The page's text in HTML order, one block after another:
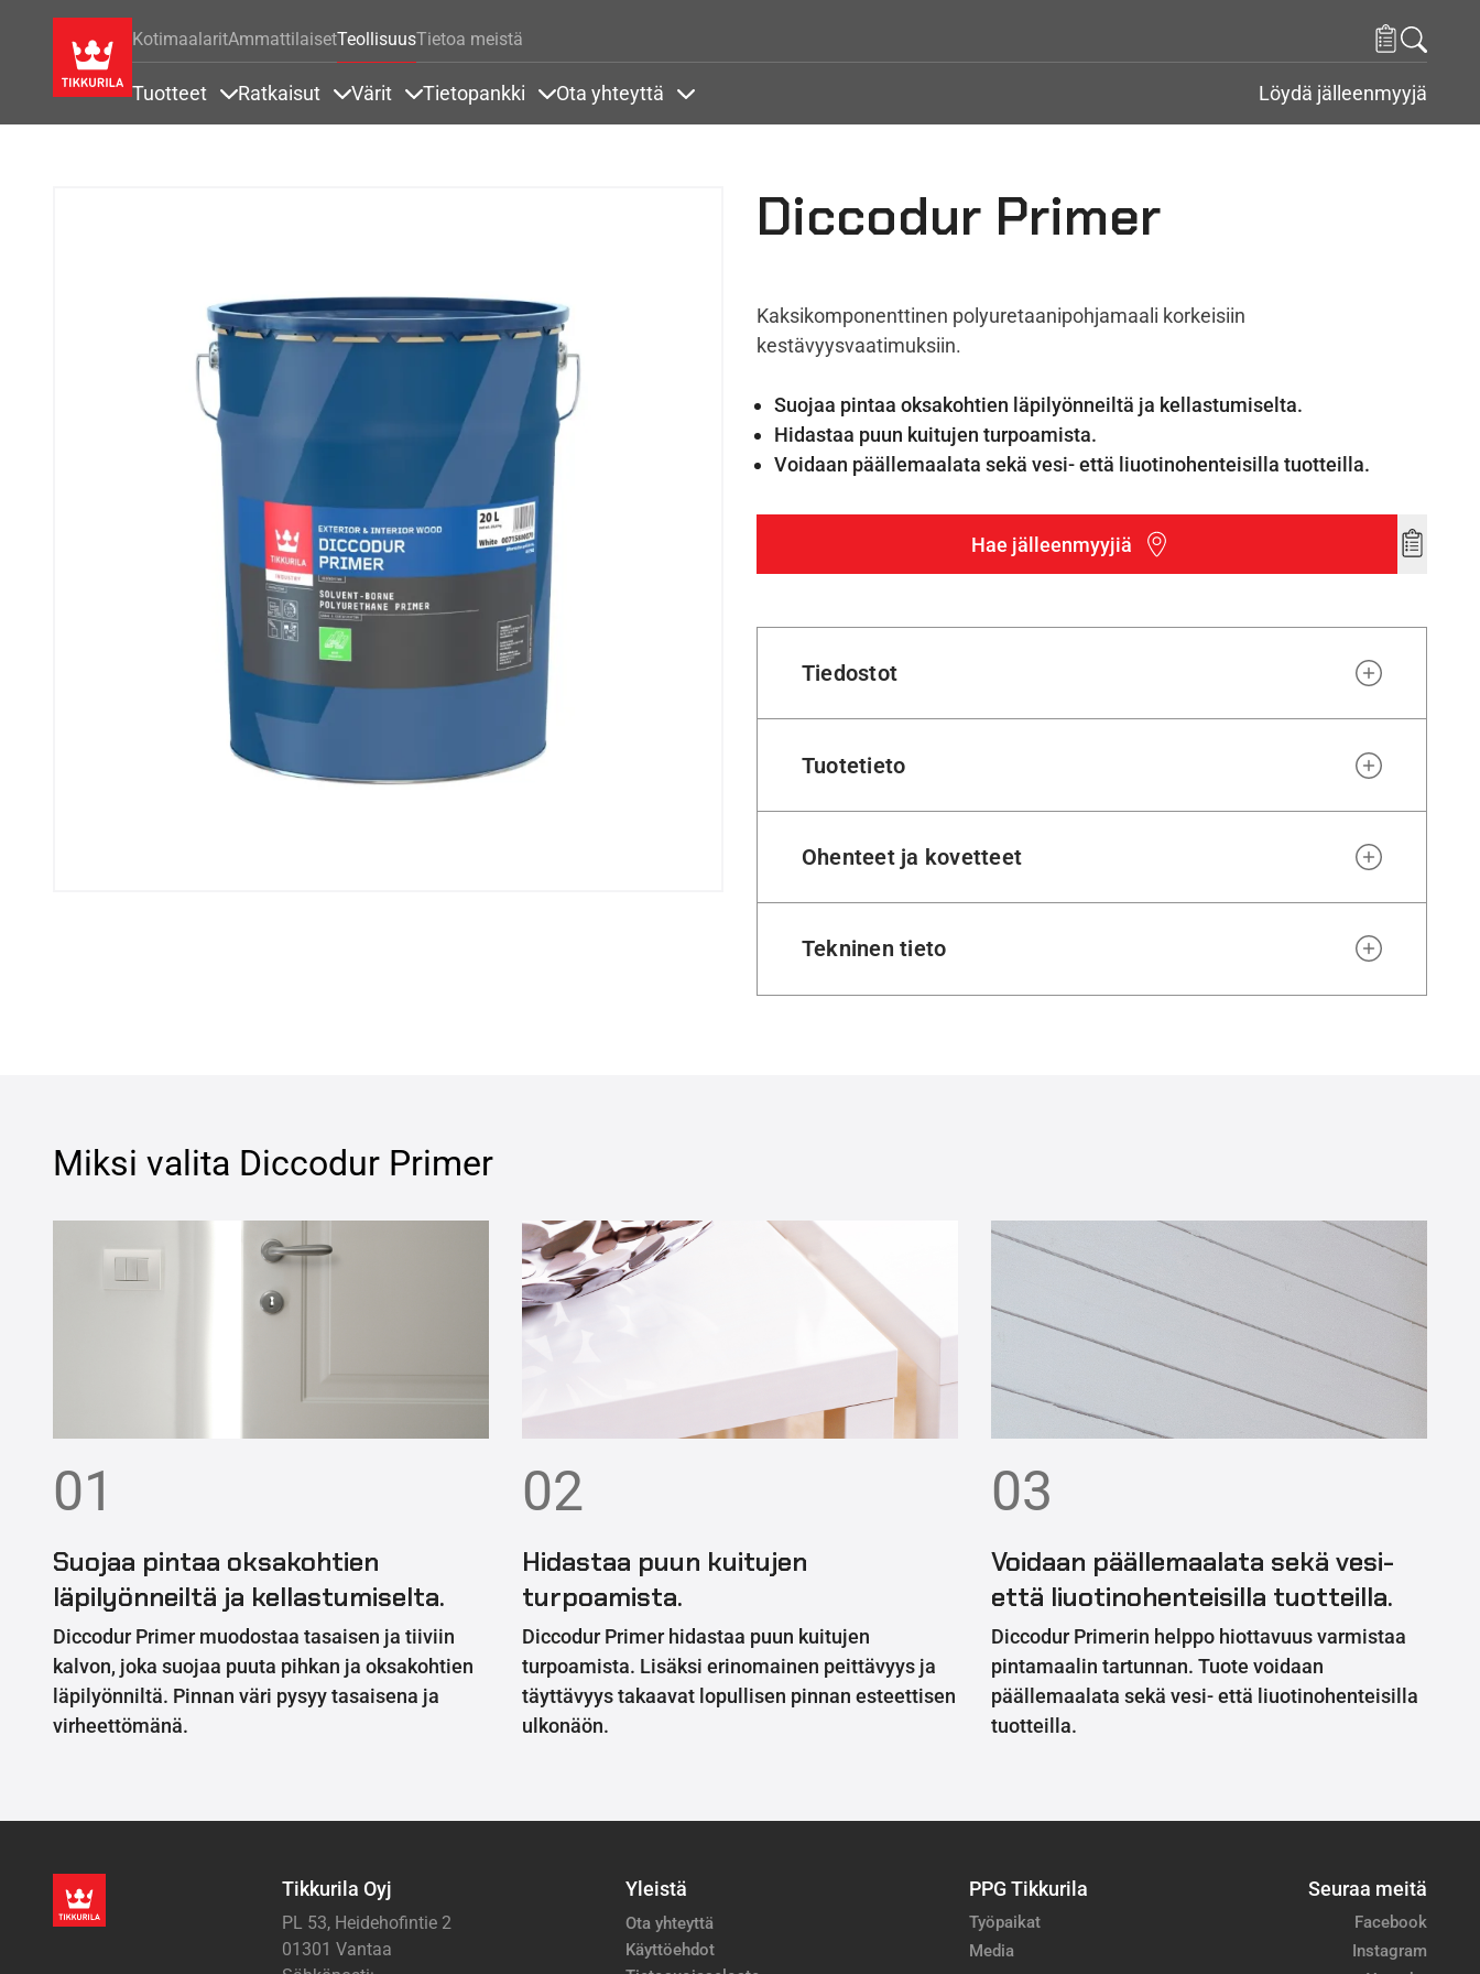
KotimaalaritAmmattilaisetTeollisuusTietoa meistä
Tuotteet Ratkaisut Värit Tietopankki Ota yhteyttä Löydä jälleenmyyjä
Diccodur Primer
Kaksikomponenttinen polyuretaanipohjamaali korkeisiin
kestävyysvaatimuksiin.
Suojaa pintaa oksakohtien läpilyönneiltä ja kellastumiselta.
Hidastaa puun kuitujen turpoamista.
Voidaan päällemaalata sekä vesi- että liuotinohenteisilla tuotteilla.
Hae jälleenmyyjiä
Add
Tiedostot
Tuotetieto
Ohenteet ja kovetteet
Tekninen tieto
Miksi valita Diccodur Primer
01
Suojaa pintaa oksakohtien
läpilyönneiltä ja kellastumiselta.
Diccodur Primer muodostaa tasaisen ja tiiviin
kalvon, joka suojaa puuta pihkan ja oksakohtien
läpilyönniltä. Pinnan väri pysyy tasaisena ja
virheettömänä.
02
Hidastaa puun kuitujen
turpoamista.
Diccodur Primer hidastaa puun kuitujen
turpoamista. Lisäksi erinomainen peittävyys ja
täyttävyys takaavat lopullisen pinnan esteettisen
ulkonäön.
03
Voidaan päällemaalata sekä vesi-
että liuotinohenteisilla tuotteilla.
Diccodur Primerin helppo hiottavuus varmistaa
pintamaalin tartunnan. Tuote voidaan
päällemaalata sekä vesi- että liuotinohenteisilla
tuotteilla.
Tikkurila Oyj
PL 53, Heidehofintie 2
01301 Vantaa
Yleistä
Ota yhteyttä
Käyttöehdot
PPG Tikkurila
Työpaikat
Media
Seuraa meitä
Facebook
Instagram